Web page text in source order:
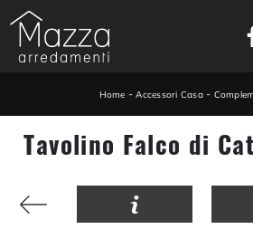
Home -Accessori Casa-
Tavolino Falco di